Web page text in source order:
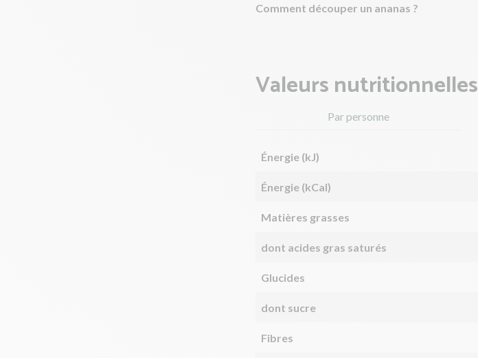
Comment découper un ananas ?
Valeurs nutritionnelles
Par personne
Énergie (kJ)
Énergie (kCal)
Matières grasses
dont acides gras saturés
Glucides
dont sucre
Fibres